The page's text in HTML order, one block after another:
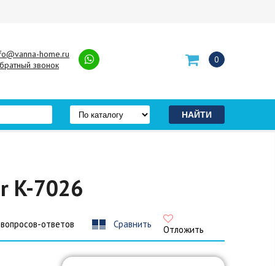
home.ru
звонок
0
K-7026
ответов Сравнить Отложить